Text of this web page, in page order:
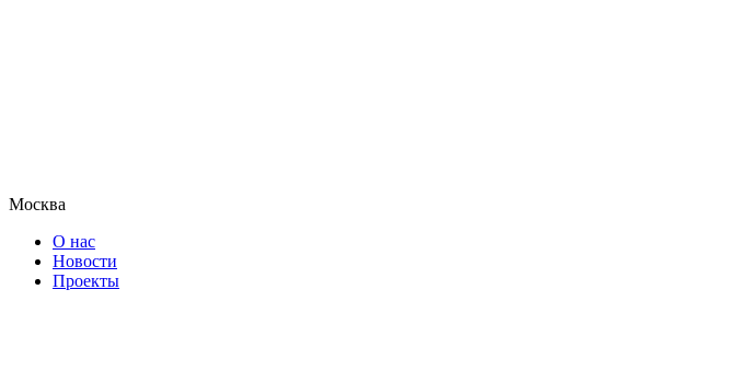
Москва
О нас
Новости
Проекты